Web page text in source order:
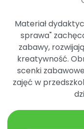
Archiwalne
Pomoc
Materiał
sprawa"
zabawy,
kreatywność.
scenki
zajęć w